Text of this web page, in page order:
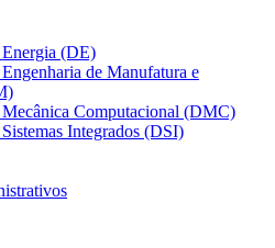
(DE)
de Manufatura e
Mecânica Computacional (DMC)
Integrados (DSI)